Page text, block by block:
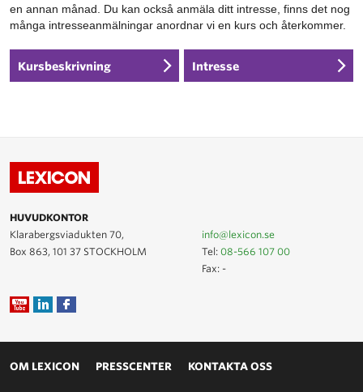
en annan månad. Du kan också anmäla ditt intresse, finns det nog
många intresseanmälningar anordnar vi en kurs och återkommer.
Kursbeskrivning Intresse
HUVUDKONTOR
Klarabergsviadukten 70,
Box 863, 101 37 STOCKHOLM
info@lexicon.se
Tel:08-566 107 00
Fax: -
OM LEXICON PRESSCENTER KONTAKTA OSS